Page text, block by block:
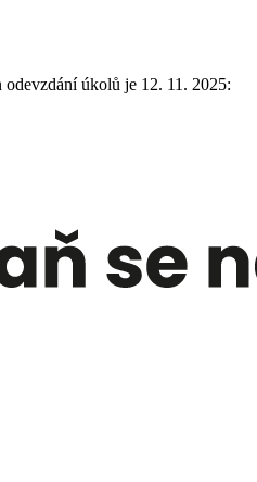
úkolů je 12. 11. 2025: